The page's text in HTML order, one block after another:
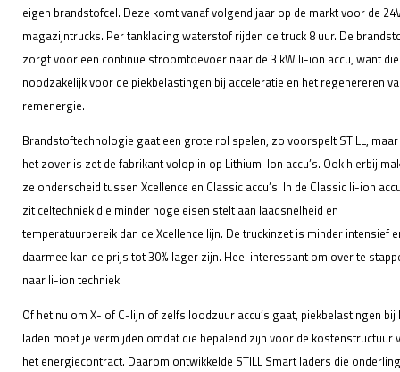
eigen brandstofcel. Deze komt vanaf volgend jaar op de markt voor de
magazijntrucks. Per tanklading waterstof rijden de truck 8 uur. De
zorgt voor een continue stroomtoevoer naar de 3 kW li-ion accu, want
noodzakelijk voor de piekbelastingen bij acceleratie en het regenereren
remenergie.
Brandstoftechnologie gaat een grote rol spelen, zo voorspelt STILL,
het zover is zet de fabrikant volop in op Lithium-Ion accu’s. Ook hierbij
ze onderscheid tussen Xcellence en Classic accu’s. In de Classic li-ion
zit celtechniek die minder hoge eisen stelt aan laadsnelheid en
temperatuurbereik dan de Xcellence lijn. De truckinzet is minder intensief
daarmee kan de prijs tot 30% lager zijn. Heel interessant om over te
naar li-ion techniek.
Of het nu om X- of C-lijn of zelfs loodzuur accu’s gaat, piekbelastingen bij
laden moet je vermijden omdat die bepalend zijn voor de kostenstructuur
het energiecontract. Daarom ontwikkelde STILL Smart laders die onderling